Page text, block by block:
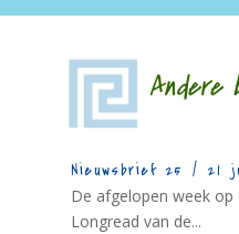
Andere
Nieuwsbrief 25 / 21
De afgelopen week
Longread van de...